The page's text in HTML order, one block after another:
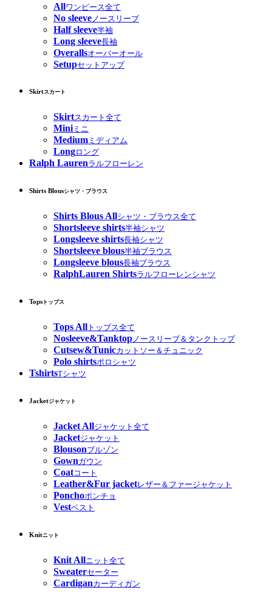
Allワンピース全て
No sleeve ノースリーブ
Half sleeve半袖
Long sleeve長袖
Overallsオーバーオール
Setupセットアップ
Skirtスカート
Skirtスカート全て
Miniミニ
Medium ミディアム
Longロング
Ralph Laurenラルフローレン
Shirts Blousシャツ・ブラウス
Shirts Blous Allシャツ・ブラウス全て
Shortsleeve shirts半袖シャツ
Longsleeve shirts長袖シャツ
Shortsleeve blous半袖ブラウス
Longsleeve blous長袖ブラウス
RalphLauren Shirtsラルフローレンシャツ
Tops トップス
Tops All トップス全て
Nosleeve&Tanktopノースリーブ＆タンクトップ
Cutsew&Tunicカットソー＆チュニック
Polo shirtsポロシャツ
TshirtsTシャツ
Jacketジャケット
Jacket Allジャケット全て
Jacketジャケット
Blousonブルゾン
Gownガウン
Coatコート
Leather&Fur jacketレザー＆ファージャケット
Ponchoポンチョ
Vestベスト
Knitニット
Knit Allニット全て
Sweaterセーター
Cardiganカーディガン